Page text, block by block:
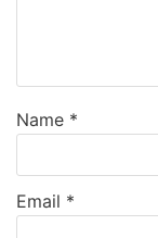
Name *
Email *